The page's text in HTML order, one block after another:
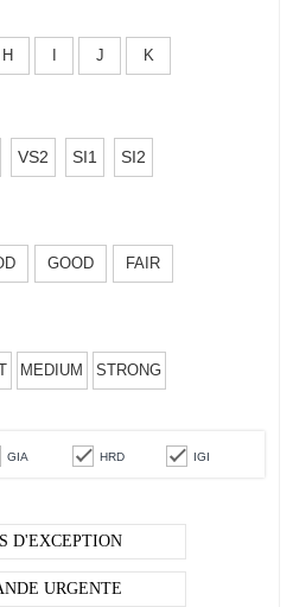
H J K
VS2 SI1 SI2
GOOD FAIR
MEDIUM STRONG
GIA HRD IGI
D'EXCEPTION
URGENTE